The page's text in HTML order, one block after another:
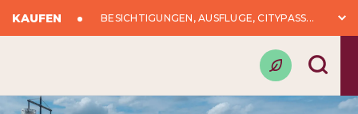
KAUFEN BESICHTIGUNGEN, AUSFLÜGE, CITYPASS...